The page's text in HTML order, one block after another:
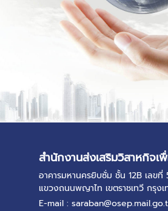
สำนักงานส่งเสริมวิสาหกิจเ
อาคารมหานครยิบซั่ม ชั้น 12B เลข
แขวงถนนพญาไท เขตราชเทวี กรุง
E-mail :